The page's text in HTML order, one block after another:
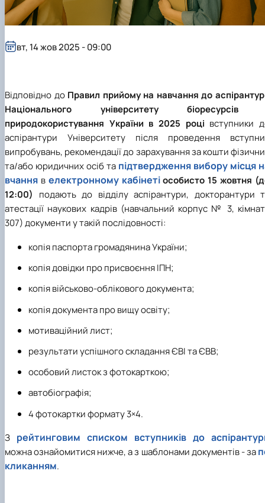
Відповідно до Правил прийому на навчання до
Національного університету біоресурсів
природокористування України в 2025 році вступники
аспірантури Університету після проведення
випробувань, рекомендації до зарахування за кошти
та/або юридичних осіб та підтвердження вибору місця
вчання в електронному кабінеті особисто 15 жовтня
12:00) подають до відділу аспірантури, докторантури
атестації наукових кадрів (навчальний корпус № 3,
307) документи у такій послідовності:
копія паспорта громадянина України;
копія довідки про присвоєння ІПН;
копія військово-облікового документа;
копія документа про вищу освіту;
мотиваційний лист;
результати успішного складання ЄВІ та ЄВВ;
особовий листок з фотокарткою;
автобіографія;
4 фотокартки формату 3×4.
З рейтинговим списком вступників до
можна ознайомитися нижче, а з шаблонами документів - за
кликанням.
вт, 14 жов 2025 - 09:00